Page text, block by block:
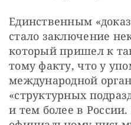
Единственным
стало заключение
который пришел к
тому факту, что у
международной
«структурных
и тем более в